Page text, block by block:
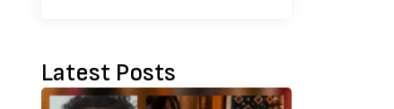
Latest Posts